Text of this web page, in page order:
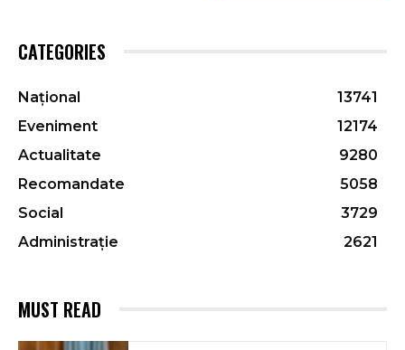
CATEGORIES
Național
13741
Eveniment
12174
Actualitate
9280
Recomandate
5058
Social
3729
Administrație
2621
MUST READ